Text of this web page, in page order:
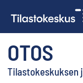
OTOS
Tilastokeskuksen